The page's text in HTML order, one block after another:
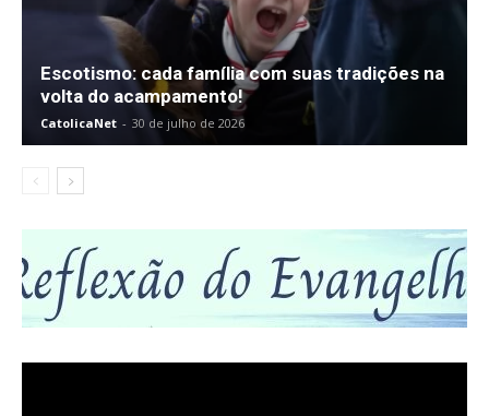
Escotismo: cada família com suas tradições na
volta do acampamento!
CatolicaNet - 30 de julho de 2026